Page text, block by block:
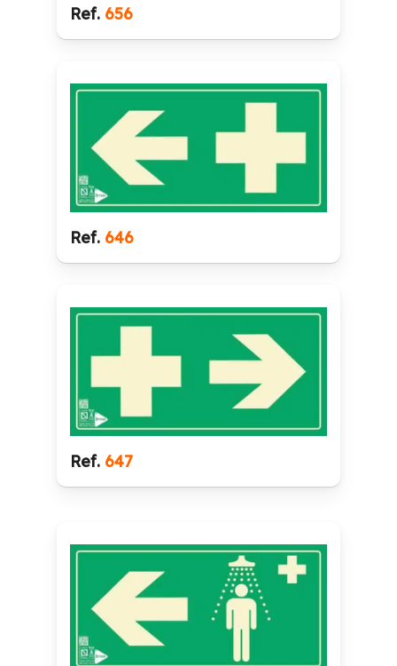
Ref. 656
Ref. 646
Ref. 647